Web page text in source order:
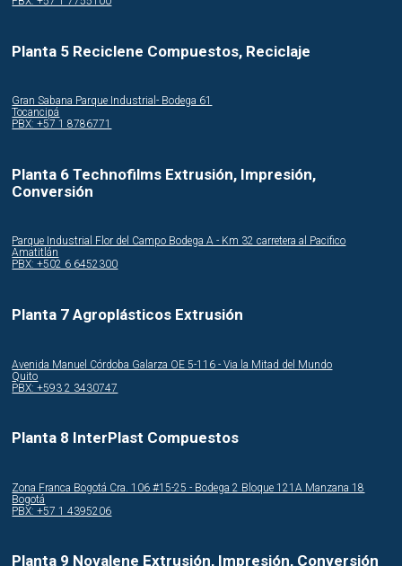
Planta 5 Reciclene Compuestos, Reciclaje
Gran Sabana Parque Industrial- Bodega 61
Tocancipá
PBX: +57 1 8786771
Planta 6 Technofilms Extrusión, Impresión,
Conversión
Parque Industrial Flor del Campo Bodega A - Km 32 carretera al Pacifico
Amatitlán
PBX: +502 6 6452300
Planta 7 Agroplásticos Extrusión
Avenida Manuel Córdoba Galarza OE 5-116 - Via la Mitad del Mundo
Quito
PBX: +593 2 3430747
Planta 8 InterPlast Compuestos
Zona Franca Bogotá Cra. 106 #15-25 - Bodega 2 Bloque 121A Manzana 18
Bogotá
PBX: +57 1 4395206
Planta 9 Novalene Extrusión, Impresión, Conversión